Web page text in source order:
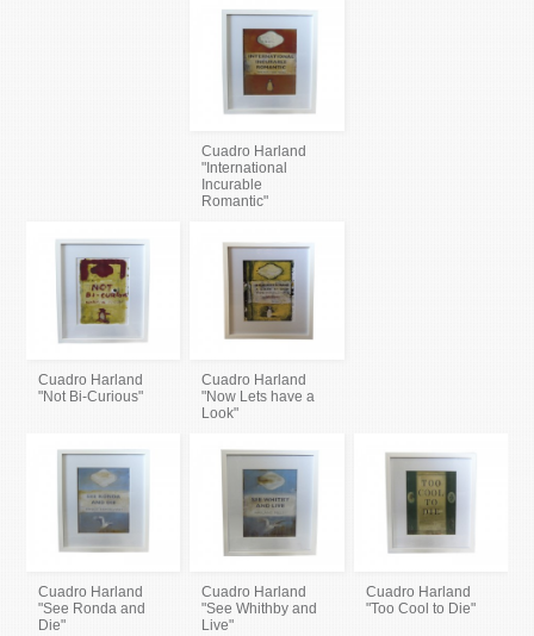
Cuadro Harland
"International
Incurable
Romantic"
Cuadro Harland
"Not Bi-Curious"
Cuadro Harland
"Now Lets have a
Look"
Cuadro Harland
"See Ronda and
Die"
Cuadro Harland
"See Whithby and
Live"
Cuadro Harland
"Too Cool to Die"